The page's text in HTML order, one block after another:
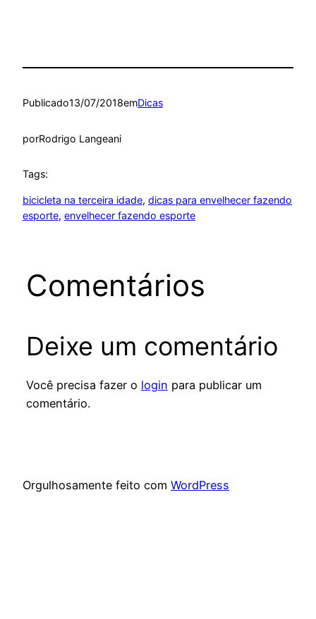
Publicado13/07/2018emDicas
porRodrigo Langeani
Tags:
bicicleta na terceira idade, dicas para envelhecer fazendo
esporte, envelhecer fazendo esporte
Comentários
Deixe um comentário
Você precisa fazer o login para publicar um
comentário.
Orgulhosamente feito com WordPress